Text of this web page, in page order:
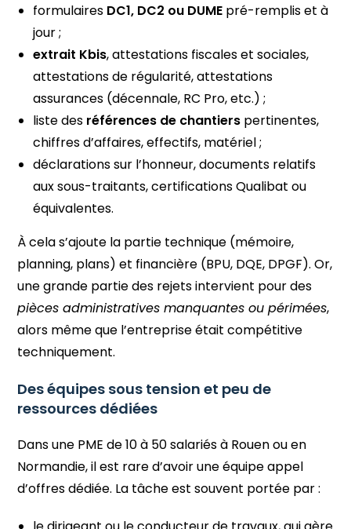
formulaires DC1, DC2 ou DUME pré-remplis et à
jour ;
extrait Kbis, attestations fiscales et sociales,
attestations de régularité, attestations
assurances (décennale, RC Pro, etc.) ;
liste des références de chantiers pertinentes,
chiffres d’affaires, effectifs, matériel ;
déclarations sur l’honneur, documents relatifs
aux sous-traitants, certifications Qualibat ou
équivalentes.
À cela s’ajoute la partie technique (mémoire,
planning, plans) et financière (BPU, DQE, DPGF). Or,
une grande partie des rejets intervient pour des
pièces administratives manquantes ou périmées,
alors même que l’entreprise était compétitive
techniquement.
Des équipes sous tension et peu de
ressources dédiées
Dans une PME de 10 à 50 salariés à Rouen ou en
Normandie, il est rare d’avoir une équipe appel
d’offres dédiée. La tâche est souvent portée par :